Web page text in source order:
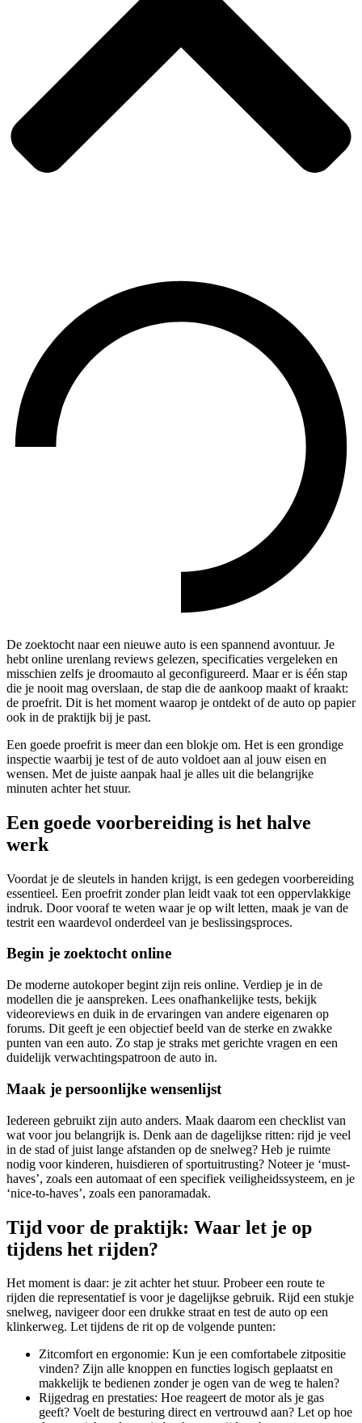
De zoektocht naar een nieuwe auto is een spannend avontuur. Je
hebt online urenlang reviews gelezen, specificaties vergeleken en
misschien zelfs je droomauto al geconfigureerd. Maar er is één stap
die je nooit mag overslaan, de stap die de aankoop maakt of kraakt:
de proefrit. Dit is het moment waarop je ontdekt of de auto op papier
ook in de praktijk bij je past.
Een goede proefrit is meer dan een blokje om. Het is een grondige
inspectie waarbij je test of de auto voldoet aan al jouw eisen en
wensen. Met de juiste aanpak haal je alles uit die belangrijke
minuten achter het stuur.
Een goede voorbereiding is het halve
werk
Voordat je de sleutels in handen krijgt, is een gedegen voorbereiding
essentieel. Een proefrit zonder plan leidt vaak tot een oppervlakkige
indruk. Door vooraf te weten waar je op wilt letten, maak je van de
testrit een waardevol onderdeel van je beslissingsproces.
Begin je zoektocht online
De moderne autokoper begint zijn reis online. Verdiep je in de
modellen die je aanspreken. Lees onafhankelijke tests, bekijk
videoreviews en duik in de ervaringen van andere eigenaren op
forums. Dit geeft je een objectief beeld van de sterke en zwakke
punten van een auto. Zo stap je straks met gerichte vragen en een
duidelijk verwachtingspatroon de auto in.
Maak je persoonlijke wensenlijst
Iedereen gebruikt zijn auto anders. Maak daarom een checklist van
wat voor jou belangrijk is. Denk aan de dagelijkse ritten: rijd je veel
in de stad of juist lange afstanden op de snelweg? Heb je ruimte
nodig voor kinderen, huisdieren of sportuitrusting? Noteer je ‘must-
haves’, zoals een automaat of een specifiek veiligheidssysteem, en je
‘nice-to-haves’, zoals een panoramadak.
Tijd voor de praktijk: Waar let je op
tijdens het rijden?
Het moment is daar: je zit achter het stuur. Probeer een route te
rijden die representatief is voor je dagelijkse gebruik. Rijd een stukje
snelweg, navigeer door een drukke straat en test de auto op een
klinkerweg. Let tijdens de rit op de volgende punten:
Zitcomfort en ergonomie: Kun je een comfortabele zitpositie
vinden? Zijn alle knoppen en functies logisch geplaatst en
makkelijk te bedienen zonder je ogen van de weg te halen?
Rijgedrag en prestaties: Hoe reageert de motor als je gas
geeft? Voelt de besturing direct en vertrouwd aan? Let op hoe